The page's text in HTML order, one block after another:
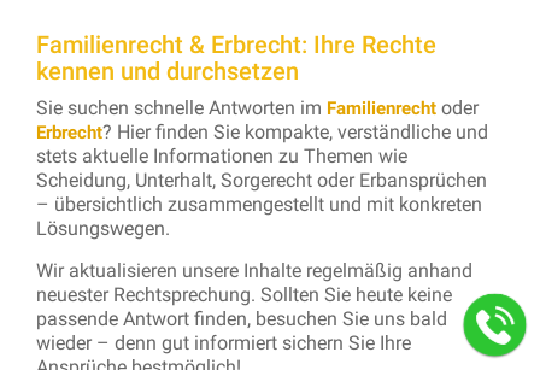
Familienrecht & Erbrecht: Ihre Rechte
kennen und durchsetzen
Sie suchen schnelle Antworten im Familienrecht oder
Erbrecht? Hier finden Sie kompakte, verständliche und
stets aktuelle Informationen zu Themen wie
Scheidung, Unterhalt, Sorgerecht oder Erbansprüchen
– übersichtlich zusammengestellt und mit konkreten
Lösungswegen.
Wir aktualisieren unsere Inhalte regelmäßig anhand
neuester Rechtsprechung. Sollten Sie heute keine
passende Antwort finden, besuchen Sie uns bald
wieder – denn gut informiert sichern Sie Ihre